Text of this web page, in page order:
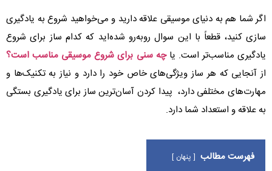
اگر شما هم به دنیای موسیقی علاقه دارید و می‌خواهید شروع به یادگیری
سازی کنید، قطعاً با این سوال روبه‌رو شده‌اید که کدام ساز برای شروع
یادگیری مناسب‌تر است. یا چه سنی برای شروع موسیقی مناسب است؟
از آنجایی که هر ساز ویژگی‌های خاص خود را دارد و نیاز به تکنیک‌ها و
مهارت‌های مختلفی دارد، پیدا کردن آسان‌ترین ساز برای یادگیری بستگی
به علاقه و استعداد شما دارد.
فهرست مطالب پنهان